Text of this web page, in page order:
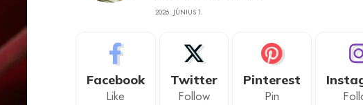
2026. JÚNIUS 1.
Facebook
Like
Twitter
Follow
Pinterest
Pin